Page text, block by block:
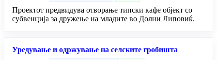
Проектот предвидува отворање типски кафе објект со
субвенција за дружење на младите во Долни Липовиќ.
Уредување и одржување на селските гробишта